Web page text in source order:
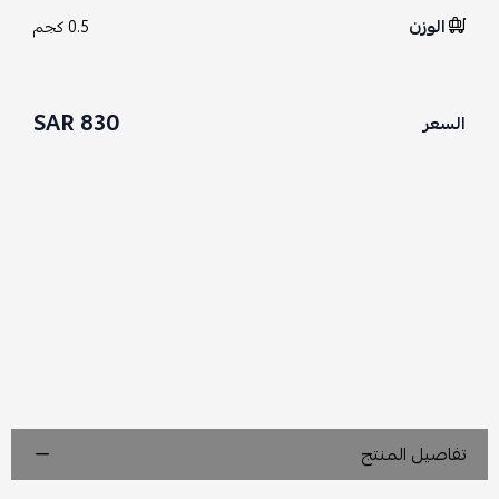
الوزن 0.5 كجم
السعر 830 SAR
تفاصيل المنتج